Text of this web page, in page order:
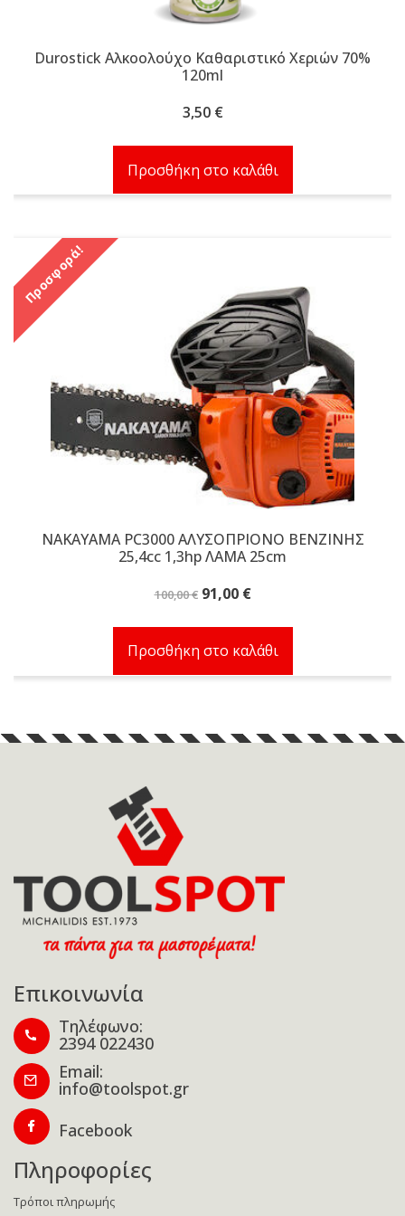
Durostick Αλκοολούχο Καθαριστικό Χεριών 70%
120ml
3,50 €
Προσθήκη στο καλάθι
Προσφορά!
NAKAYAMA PC3000 ΑΛΥΣΟΠΡΙΟΝΟ ΒΕΝΖΙΝΗΣ
25,4cc 1,3hp ΛΑΜΑ 25cm
100,00€ Original
100,00 €.
91,00 €Η
είναι:
91,00 €.
Προσθήκη στο καλάθι
Επικοινωνία
Τηλέφωνο:
2394 022430
Email:
info@toolspot.gr
Facebook
Πληροφορίες
Τρόποι πληρωμής